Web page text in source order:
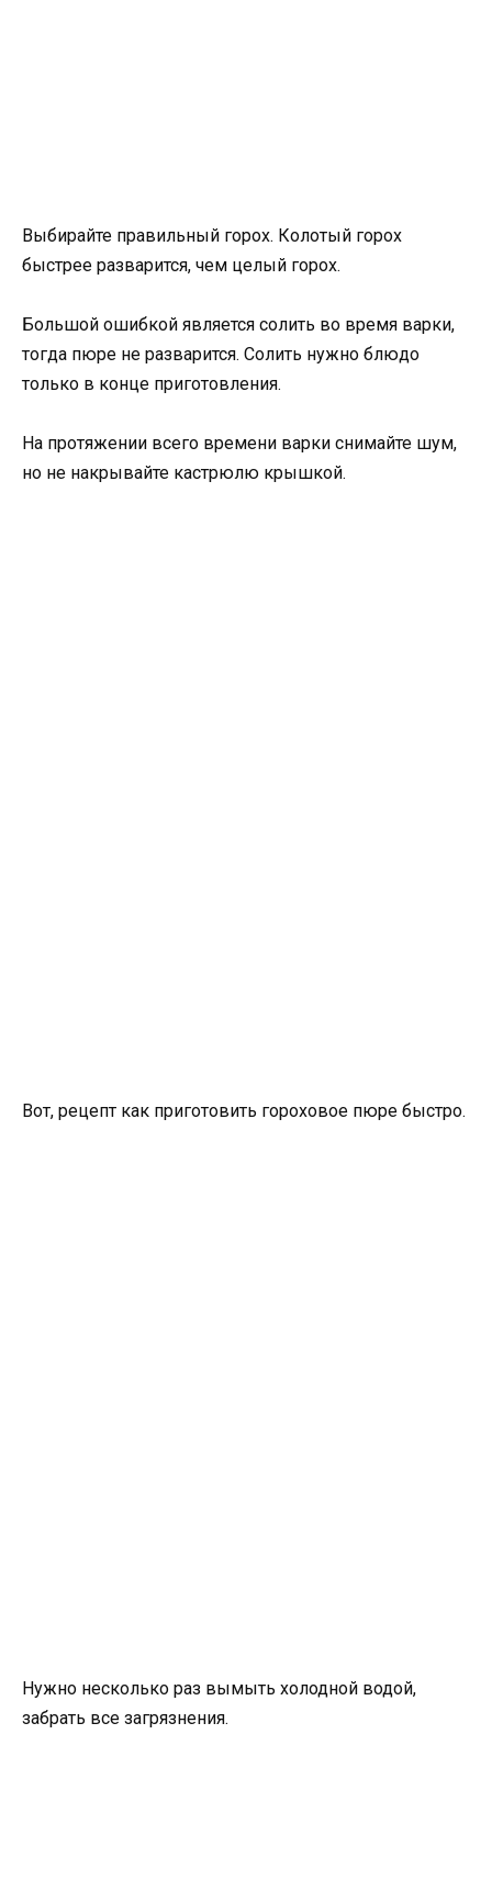
Выбирайте правильный горох. Колотый горох
быстрее разварится, чем целый горох.
Большой ошибкой является солить во время варки,
тогда пюре не разварится. Солить нужно блюдо
только в конце приготовления.
На протяжении всего времени варки снимайте шум,
но не накрывайте кастрюлю крышкой.
Вот, рецепт как приготовить гороховое пюре быстро.
Нужно несколько раз вымыть холодной водой,
забрать все загрязнения.